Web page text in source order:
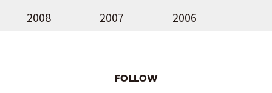
2008
2007 2006
FOLLOW